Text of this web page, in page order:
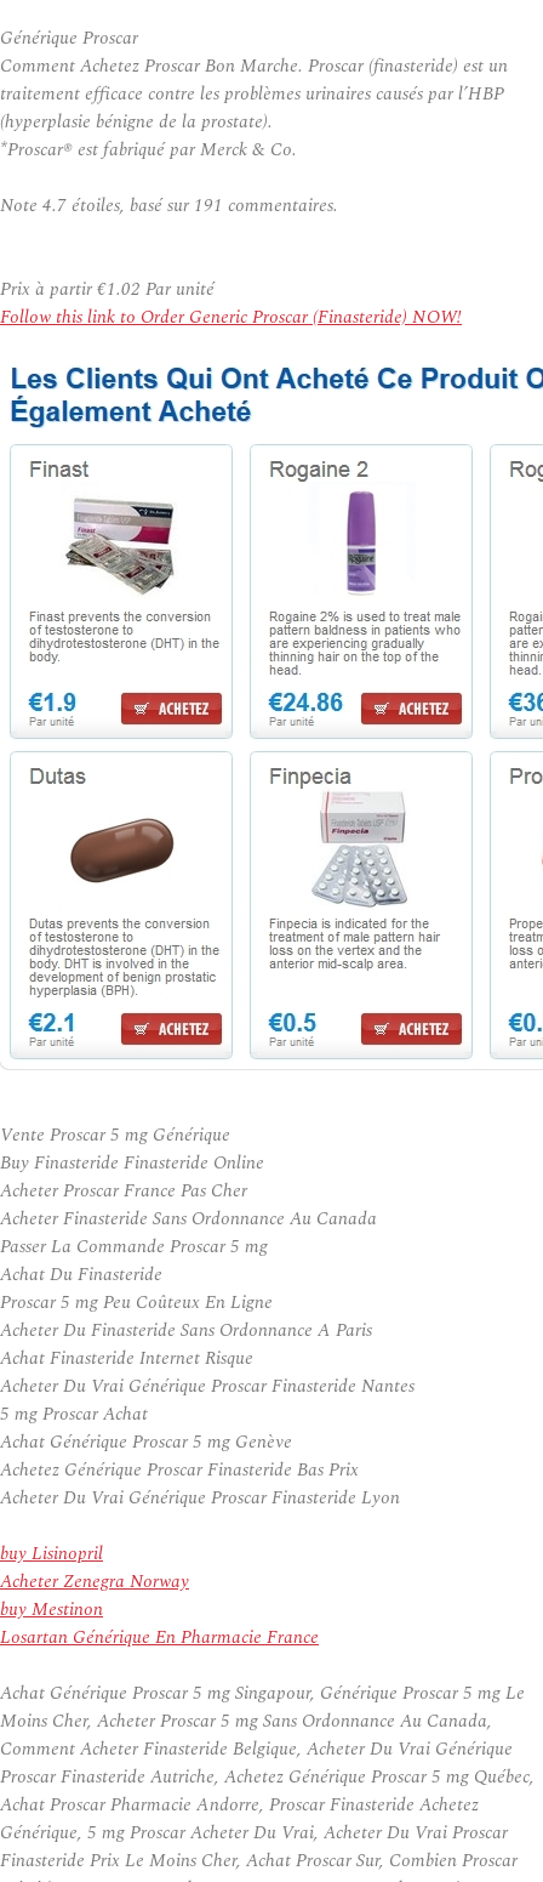
Générique Proscar
Comment Achetez Proscar Bon Marche. Proscar (finasteride) est un
traitement efficace contre les problèmes urinaires causés par l’HBP
(hyperplasie bénigne de la prostate).
*Proscar® est fabriqué par Merck & Co.
Note 4.7étoiles, basé sur 191 commentaires.
Prix à partir€1.02 Par unité
Follow this link to Order Generic Proscar (Finasteride) NOW!
Vente Proscar 5 mg Générique
Buy Finasteride Finasteride Online
Acheter Proscar France Pas Cher
Acheter Finasteride Sans Ordonnance Au Canada
Passer La Commande Proscar 5 mg
Achat Du Finasteride
Proscar 5 mg Peu Coûteux En Ligne
Acheter Du Finasteride Sans Ordonnance A Paris
Achat Finasteride Internet Risque
Acheter Du Vrai Générique Proscar Finasteride Nantes
5 mg Proscar Achat
Achat Générique Proscar 5 mg Genève
Achetez Générique Proscar Finasteride Bas Prix
Acheter Du Vrai Générique Proscar Finasteride Lyon
buy Lisinopril
Acheter Zenegra Norway
buy Mestinon
Losartan Générique En Pharmacie France
Achat Générique Proscar 5 mg Singapour, Générique Proscar 5 mg Le
Moins Cher, Acheter Proscar 5 mg Sans Ordonnance Au Canada,
Comment Acheter Finasteride Belgique, Acheter Du Vrai Générique
Proscar Finasteride Autriche, Achetez Générique Proscar 5 mg Québec,
Achat Proscar Pharmacie Andorre, Proscar Finasteride Achetez
Générique, 5 mg Proscar Acheter Du Vrai, Acheter Du Vrai Proscar
Finasteride Prix Le Moins Cher, Achat Proscar Sur, Combien Proscar